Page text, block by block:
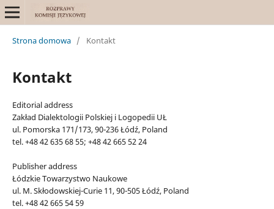
Strona domowa / Kontakt
Kontakt
Editorial address
Zakład Dialektologii Polskiej i Logopedii UŁ
ul. Pomorska 171/173, 90-236 Łódź, Poland
tel. +48 42 635 68 55; +48 42 665 52 24
Publisher address
Łódzkie Towarzystwo Naukowe
ul. M. Skłodowskiej-Curie 11, 90-505 Łódź, Poland
tel. +48 42 665 54 59